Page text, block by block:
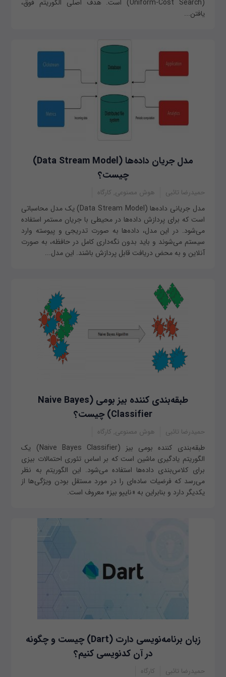
(Uniform-Cost Search) است. هدف اصلی الگوریتم فوق،
یافتن...
مدل جریان داده‌ها (Data Stream Model)
چیست؟
حمیدرضا تائبی هوش مصنوعی, کارگاه
مدل جریانی داده‌ها (Data Stream Model) یک مدل محاسباتی
است که برای پردازش داده‌ها در محیطی با جریان مستمر استفاده
می‌شود. در این مدل، داده‌ها به صورت تدریجی و پیوسته وارد
سیستم می‌شوند و باید بدون نگه‌د‌اری کامل در حافظه، به صورت
آنلاین و به محض دریافت قابل پردازش باشند. این مدل...
طبقه‌بندی کننده بیز بومی (Naive Bayes
Classifier) چیست؟
حمیدرضا تائبی هوش مصنوعی, کارگاه
طبقه‌بندی کننده بومی بیز (Naive Bayes Classifier) یک
الگوریتم یادگیری ماشین است که بر اساس تئوری احتمالات بیزی
برای کلاس‌بندی داده‌ها استفاده می‌شود. این الگوریتم به نظر
می‌رسد که فرضیات ساده‌ای را در مورد مستقل بودن ویژگی‌ها از
یکدیگر دارد و بنابراین به «ناییو بیز» معروف است.
زبان برنامه‌نویسی دارت ‌(Dart) چیست و چگونه
در آن کدنویسی کنیم؟
حمیدرضا تائبی کارگاه